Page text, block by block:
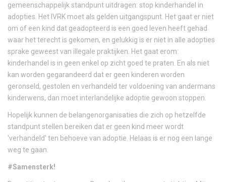
gemeenschappelijk standpunt uitdragen: stop kinderhandel in
adopties. Het IVRK moet als gelden uitgangspunt. Het gaat er niet
om of een kind dat geadopteerd is een goed leven heeft gehad
waar het terecht is gekomen, en gelukkig is er niet in alle adopties
sprake geweest van illegale praktijken. Het gaat erom:
kinderhandel is in geen enkel op zicht goed te praten. En als niet
kan worden gegarandeerd dat er geen kinderen worden
geronseld, gestolen en verhandeld ter voldoening van andermans
kinderwens, dan moet interlandelijke adoptie gewoon stoppen.
Hopelijk kunnen de belangenorganisaties die zich op hetzelfde
standpunt stellen bereiken dat er geen kind meer wordt
'verhandeld' ten behoeve van adoptie. Helaas is er nog een lange
weg te gaan.
#Samensterk!